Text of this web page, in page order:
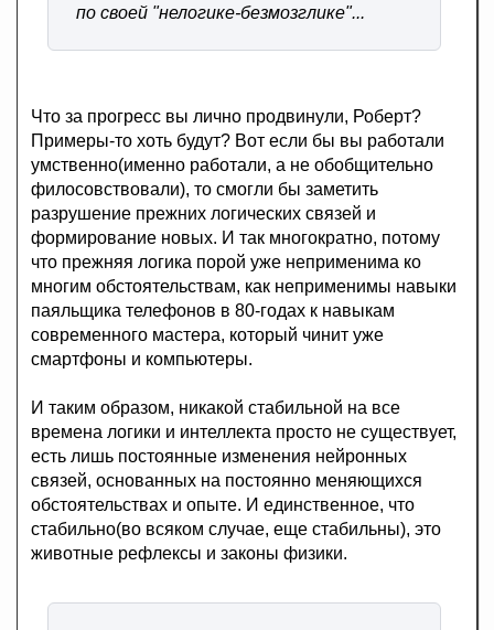
по своей "нелогике-безмозглике"...
Что за прогресс вы лично продвинули, Роберт?
Примеры-то хоть будут? Вот если бы вы работали
умственно(именно работали, а не обобщительно
филосовствовали), то смогли бы заметить
разрушение прежних логических связей и
формирование новых. И так многократно, потому
что прежняя логика порой уже неприменима ко
многим обстоятельствам, как неприменимы навыки
паяльщика телефонов в 80-годах к навыкам
современного мастера, который чинит уже
смартфоны и компьютеры.
И таким образом, никакой стабильной на все
времена логики и интеллекта просто не существует,
есть лишь постоянные изменения нейронных
связей, основанных на постоянно меняющихся
обстоятельствах и опыте. И единственное, что
стабильно(во всяком случае, еще стабильны), это
животные рефлексы и законы физики.